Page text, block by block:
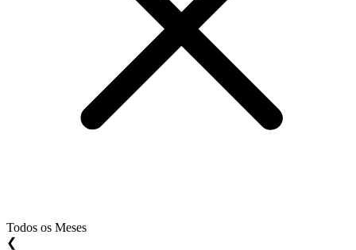
Todos os Meses
❮